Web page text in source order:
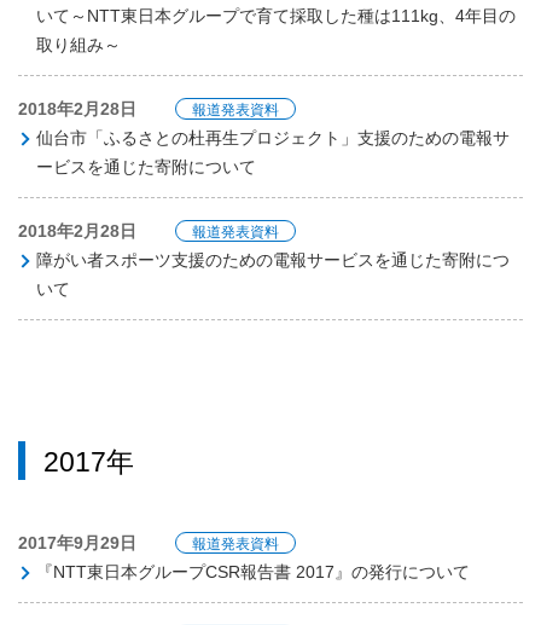
いて～NTT東日本グループで育て採取した種は111kg、4年目の
取り組み～
2018年2月28日 報道発表資料
仙台市「ふるさとの杜再生プロジェクト」支援のための電報サ
ービスを通じた寄附について
2018年2月28日 報道発表資料
障がい者スポーツ支援のための電報サービスを通じた寄附につ
いて
2017年
2017年9月29日 報道発表資料
『NTT東日本グループCSR報告書 2017』の発行について